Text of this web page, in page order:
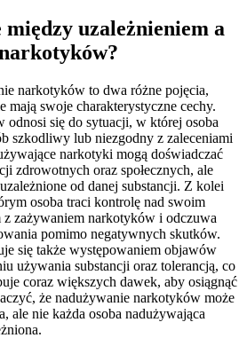
między uzależnieniem a
narkotyków to dwa różne pojęcia,
mają swoje charakterystyczne cechy.
się do sytuacji, w której osoba
szkodliwy lub niezgodny z zaleceniami
narkotyki mogą doświadczać
zdrowotnych oraz społecznych, ale
od danej substancji. Z kolei
osoba traci kontrolę nad swoim
zażywaniem narkotyków i odczuwa
pomimo negatywnych skutków.
się także występowaniem objawów
używania substancji oraz tolerancją, co
coraz większych dawek, aby osiągnąć
że nadużywanie narkotyków może
ale nie każda osoba nadużywająca